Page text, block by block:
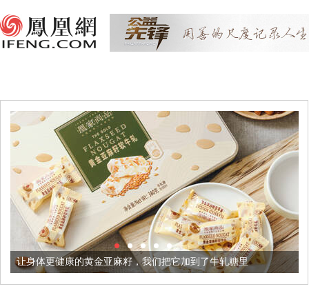
康的黄金亚麻籽，我们把它加到了牛轧糖里 被列入佛家七